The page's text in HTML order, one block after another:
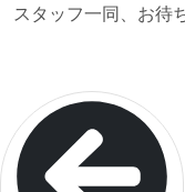
スタッフ一同、お待